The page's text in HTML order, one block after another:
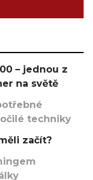
– jednou z
na světě
techniky
začít?